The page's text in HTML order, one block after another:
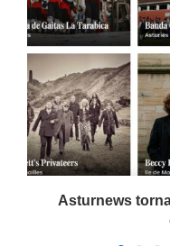
Asturnews